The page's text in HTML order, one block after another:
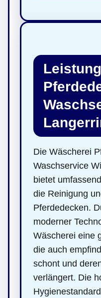
Die Wäscherei
Waschservice
bietet
die Reinigung
Pferdedecken.
moderner
Wäscherei eine
die auch
schont und
verlängert. Die